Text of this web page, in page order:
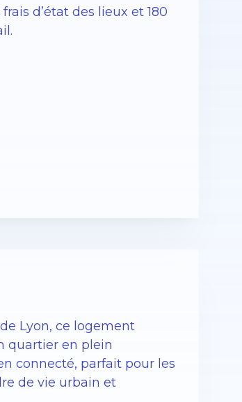
d’état des lieux et 180
Lyon, ce logement
quartier en plein
connecté, parfait pour les
de vie urbain et